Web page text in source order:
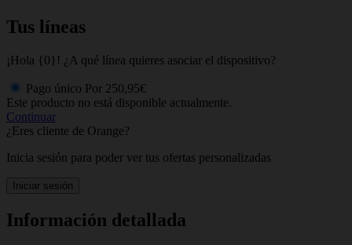
Tus líneas
¡Hola {0}! ¿A qué línea quieres asociar el dispositivo?
Pago único Por 250,95€
Este producto no está disponible actualmente.
Continuar
¿Eres cliente de Orange?
Inicia sesión para poder ver tus ofertas personalizadas
Iniciar sesión
Información detallada